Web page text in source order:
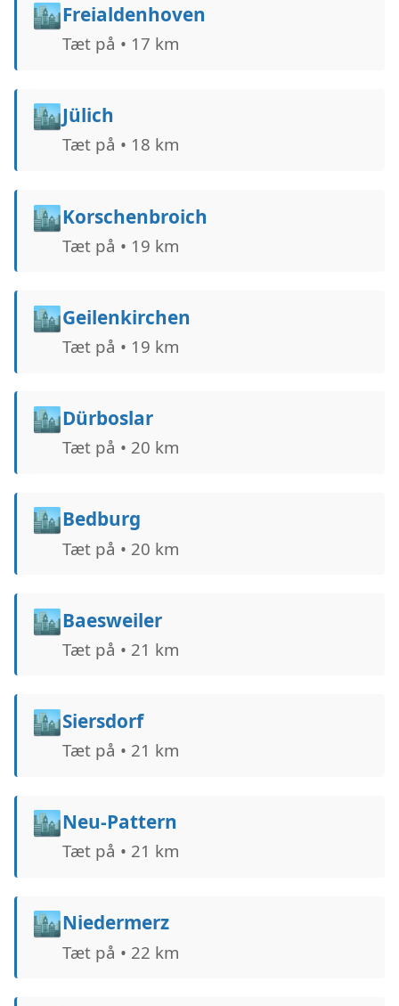
🏙️Freialdenhoven
Tæt på • 17 km
🏙️Jülich
Tæt på • 18 km
🏙️Korschenbroich
Tæt på • 19 km
🏙️Geilenkirchen
Tæt på • 19 km
🏙️Dürboslar
Tæt på • 20 km
🏙️Bedburg
Tæt på • 20 km
🏙️Baesweiler
Tæt på • 21 km
🏙️Siersdorf
Tæt på • 21 km
🏙️Neu-Pattern
Tæt på • 21 km
🏙️Niedermerz
Tæt på • 22 km